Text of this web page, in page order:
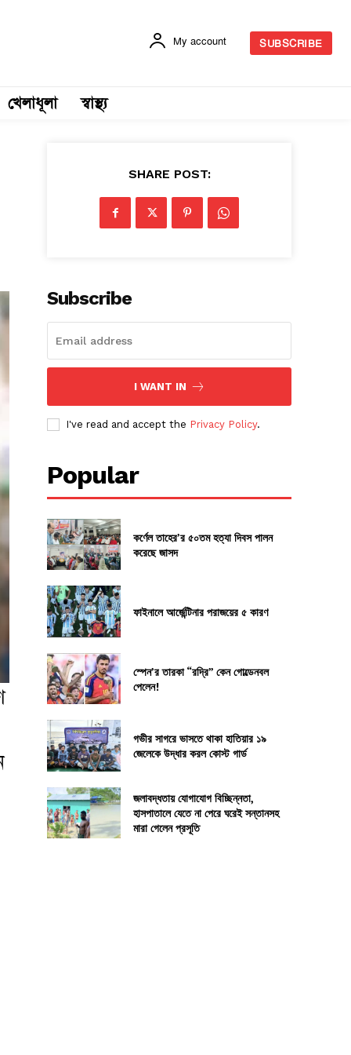
My account SUBSCRIBE
খেলাধূলা স্বাস্থ্য
SHARE POST:
Subscribe
I WANT IN
I've read and accept the Privacy Policy.
Popular
কর্ণেল তাহের’র ৫০তম হত্যা দিবস পালন
করেছে জাসদ
ফাইনালে আর্জেন্টিনার পরাজয়ের ৫ কারণ
স্পেন’র তারকা “রদ্রি” কেন গোল্ডেনবল
পেলেন!
গভীর সাগরে ভাসতে থাকা হাতিয়ার ১৯
জেলেকে উদ্ধার করল কোস্ট গার্ড
জলাবদ্ধতায় যোগাযোগ বিচ্ছিন্নতা,
হাসপাতালে যেতে না পেরে ঘরেই সন্তানসহ
মারা গেলেন প্রসূতি